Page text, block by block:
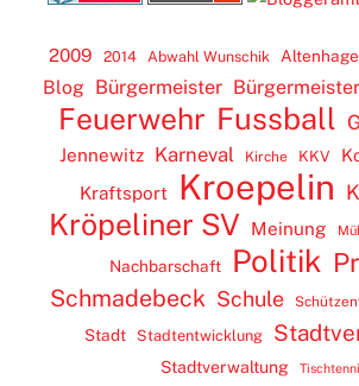
2009 2014 Abwahl Wunschik
Blog Bürgermeister
Feuerwehr Fussball
Jennewitz Karneval Kirche KKV
Kraftsport
Kroepelin
Kröpeliner SV Meinung
Nachbarschaft Politik
Schmadebeck Schule
Stadt Stadtentwicklung
Stadtverwaltung